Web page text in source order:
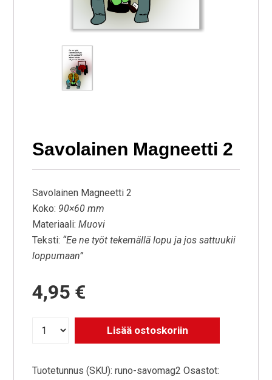
Savolainen Magneetti 2
Savolainen Magneetti 2
Koko: 90×60 mm
Materiaali:Muovi
Teksti: “Ee ne työt tekemällä lopu ja jos sattuukii
loppumaan”
4,95 €
Lisää ostoskoriin
Tuotetunnus (SKU):runo-savomag2 Osastot: